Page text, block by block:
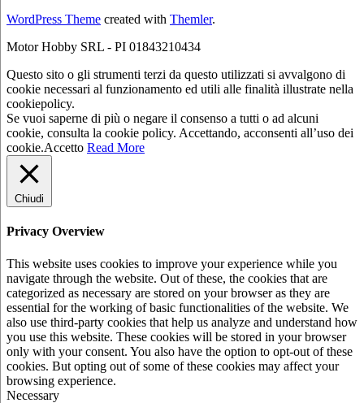
WordPress Theme created with Themler.
Motor Hobby SRL - PI 01843210434
Questo sito o gli strumenti terzi da questo utilizzati si avvalgono di
cookie necessari al funzionamento ed utili alle finalità illustrate nella
cookiepolicy.
Se vuoi saperne di più o negare il consenso a tutti o ad alcuni
cookie, consulta la cookie policy. Accettando, acconsenti all’uso dei
cookie.Accetto Read More
Chiudi
Privacy Overview
This website uses cookies to improve your experience while you
navigate through the website. Out of these, the cookies that are
categorized as necessary are stored on your browser as they are
essential for the working of basic functionalities of the website. We
also use third-party cookies that help us analyze and understand how
you use this website. These cookies will be stored in your browser
only with your consent. You also have the option to opt-out of these
cookies. But opting out of some of these cookies may affect your
browsing experience.
Necessary